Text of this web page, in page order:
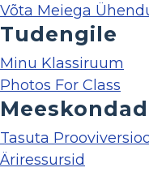
Võta Meiega
Tudengile
Minu Klassiruum
Photos For Class
Tasuta
Äriressursid